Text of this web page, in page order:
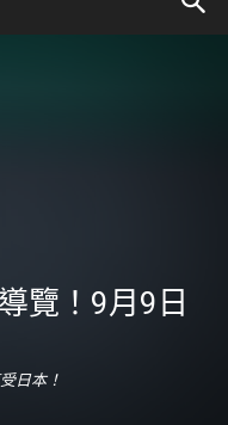
覽！9月9日
日本！